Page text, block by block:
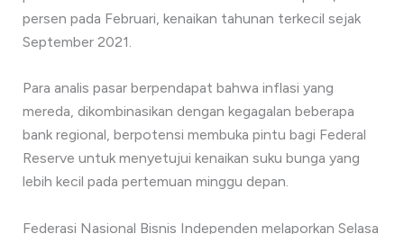
persen pada Februari, kenaikan tahunan terkecil sejak
September 2021.
Para analis pasar berpendapat bahwa inflasi yang
mereda, dikombinasikan dengan kegagalan beberapa
bank regional, berpotensi membuka pintu bagi Federal
Reserve untuk menyetujui kenaikan suku bunga yang
lebih kecil pada pertemuan minggu depan.
Federasi Nasional Bisnis Independen melaporkan Selasa